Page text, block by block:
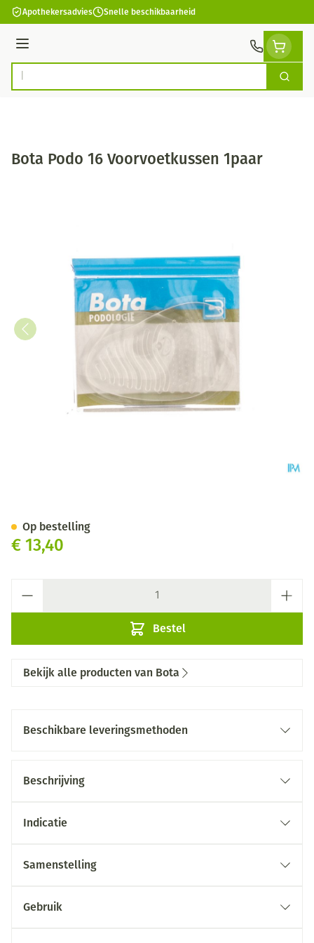
Ga naar de inhoud
Apothekersadvies Snelle beschikbaarheid
Menu
Product, merk, categorie... Zoek
Bota Podo 16 Voorvoetkussen 1paar
€ 13,40
Bestel
Op bestelling
Bekijk alle producten van Bota
Beschikbare leveringsmethoden
Beschrijving
Indicatie
Samenstelling
Gebruik